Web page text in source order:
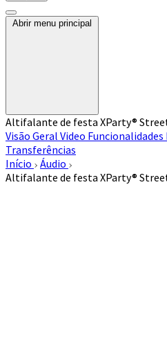
Abrir menu principal
Altifalante de festa XParty®
Visão Geral Video Funcionalidades
Transferências
Início
Áudio
Altifalante de festa XParty®